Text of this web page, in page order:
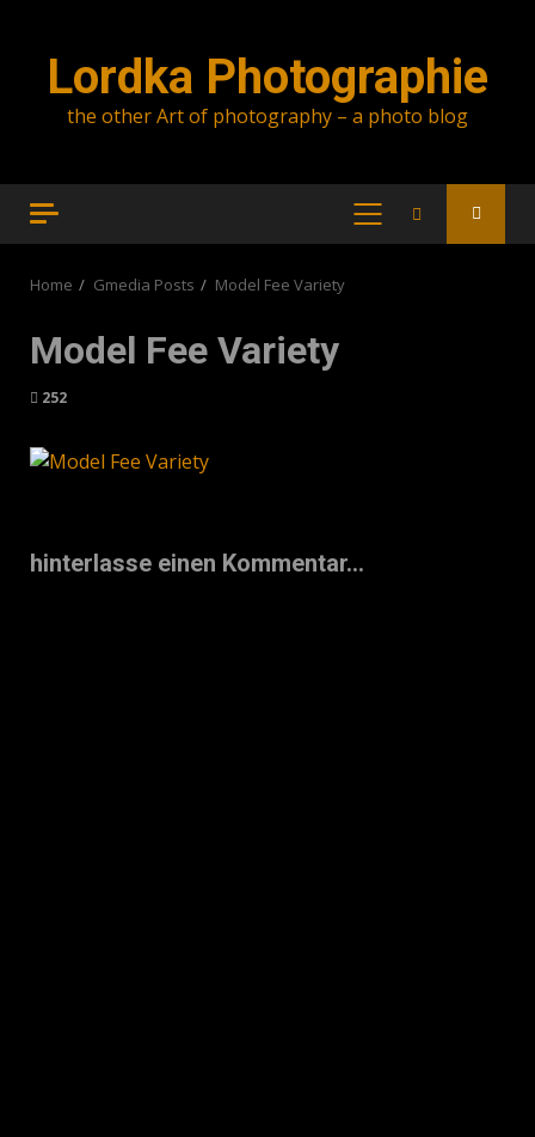
Lordka Photographie
the other Art of photography – a photo blog
PRIMARY
Home Gmedia Posts Model Fee Variety
Model Fee Variety
252
hinterlasse einen Kommentar...